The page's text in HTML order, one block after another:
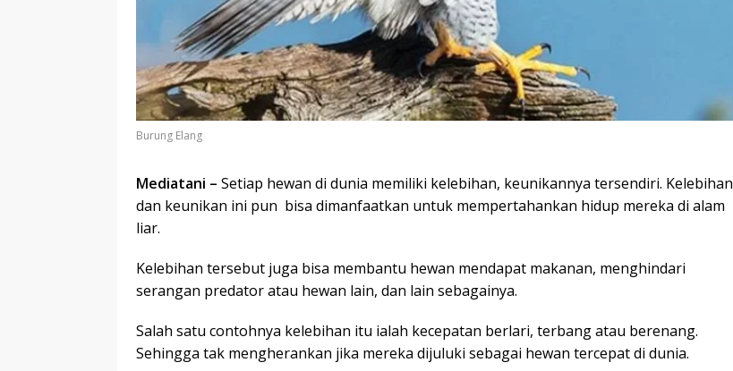
Burung Elang
Mediatani – Setiap hewan di dunia memiliki kelebihan, keunikannya tersendiri. Kelebihan
dan keunikan ini pun bisa dimanfaatkan untuk mempertahankan hidup mereka di alam
liar.
Kelebihan tersebut juga bisa membantu hewan mendapat makanan, menghindari
serangan predator atau hewan lain, dan lain sebagainya.
Salah satu contohnya kelebihan itu ialah kecepatan berlari, terbang atau berenang.
Sehingga tak mengherankan jika mereka dijuluki sebagai hewan tercepat di dunia.